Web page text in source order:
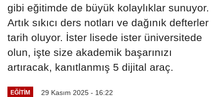
gibi eğitimde de büyük kolaylıklar sunuyor.
Artık sıkıcı ders notları ve dağınık defterler
tarih oluyor. İster lisede ister üniversitede
olun, işte size akademik başarınızı
artıracak, kanıtlanmış 5 dijital araç.
EĞITIM 29 Kasım 2025 - 16:22